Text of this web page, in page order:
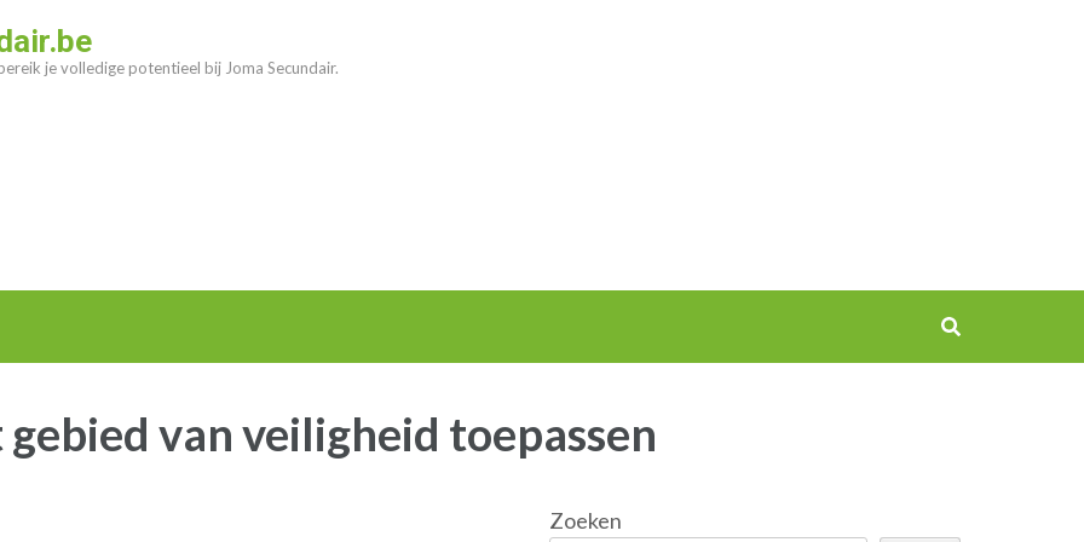
je volledige potentieel bij Joma Secundair.
van veiligheid toepassen
Zoeken